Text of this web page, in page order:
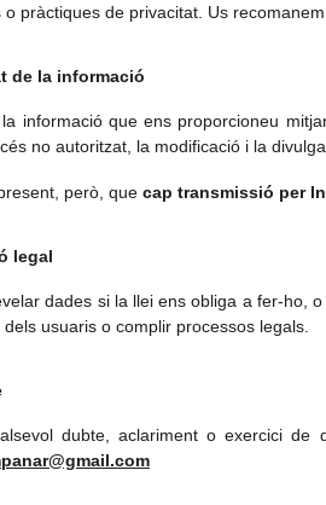
o pràctiques de privacitat. Us
de la informació
informació que ens proporcioneu
no autoritzat, la modificació i la
però, que cap transmissió per
legal
dades si la llei ens obliga a fer-ho,
usuaris o complir processos legals.
dubte, aclariment o exercici de